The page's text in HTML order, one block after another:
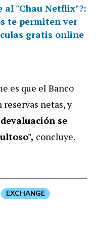
al "Chau Netflix"?:
te permiten ver
gratis online
es que el Banco
netas, y
se
concluye.
EXCHANGE